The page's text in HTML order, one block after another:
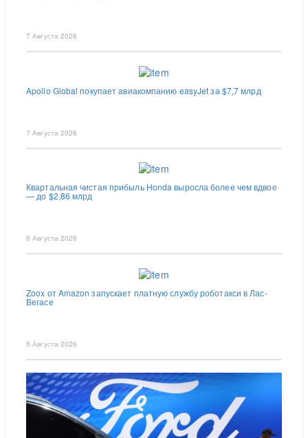
7 Августа 2026
Apollo Global покупает авиакомпанию easyJet за $7,7 млрд
7 Августа 2026
Квартальная чистая прибыль Honda выросла более чем вдвое
— до $2,86 млрд
6 Августа 2026
Zoox от Amazon запускает платную службу роботакси в Лас-
Вегасе
5 Августа 2026